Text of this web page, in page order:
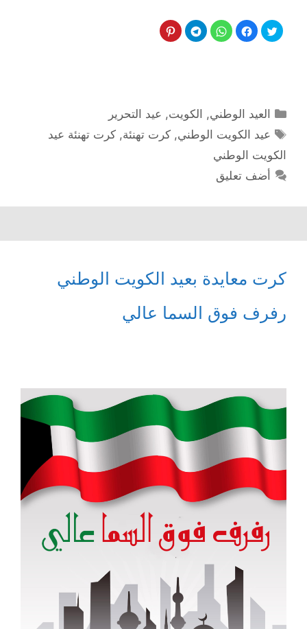
التصنيفات
العيد الوطني, الكويت, عيد التحرير
الوسوم
عيد الكويت الوطني,كرت تهنئة,كرت تهنئة عيد
الكويت الوطني
أضف تعليق
كرت معايدة بعيد الكويت الوطني
رفرف فوق السما عالي